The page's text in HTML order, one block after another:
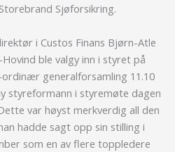
Sjøforsikring.
i Custos Finans Bjørn-Atle
ble valgy inn i styret på
generalforsamling 11.10
styreformann i styremøte dagen
var høyst merkverdig all den
hadde sagt opp sin stilling i
som en av flere toppledere